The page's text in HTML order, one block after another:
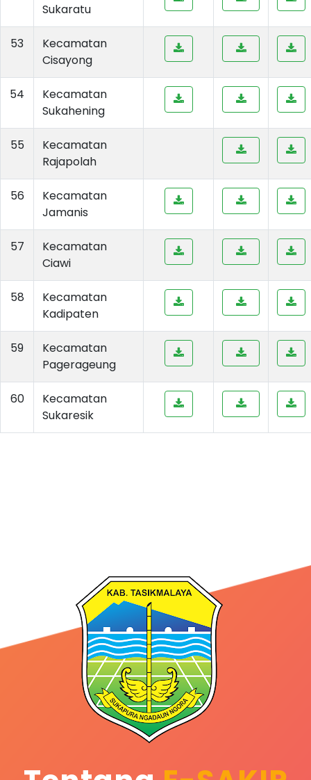
Sukaratu
53
Kecamatan
Cisayong
54
Kecamatan
Sukahening
55
Kecamatan
Rajapolah
56
Kecamatan
Jamanis
57
Kecamatan
Ciawi
58
Kecamatan
Kadipaten
59
Kecamatan
Pagerageung
60
Kecamatan
Sukaresik